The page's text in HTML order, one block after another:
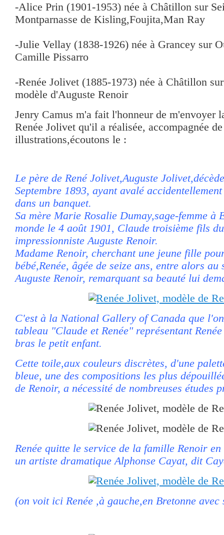
-Alice Prin (1901-1953) née à Châtillon sur
Montparnasse de Kisling,Foujita,Man Ray
-Julie Vellay (1838-1926) née à Grancey sur
Camille Pissarro
-Renée Jolivet (1885-1973) née à Châtillon
modèle d'Auguste Renoir
Jenry Camus m'a fait l'honneur de m'envoyer
Renée Jolivet qu'il a réalisée, accompagnée
illustrations,écoutons le :
Le père de René Jolivet,Auguste
Septembre 1893, ayant avalé
dans un banquet.
Sa mère Marie Rosalie Dumay,sage-femme à
monde le 4 août 1901, Claude troisième fils
impressionniste Auguste Renoir.
Madame Renoir, cherchant une jeune fille
bébé,Renée, âgée de seize ans, entre alors
Auguste Renoir, remarquant sa beauté lui
C'est à la National Gallery of Canada que
tableau "Claude et Renée" représentant
bras le petit enfant.
Cette toile,aux couleurs discrètes, d'une
bleue, une des compositions les plus
de Renoir, a nécessité de nombreuses études
Renée quitte le service de la famille Renoir
un artiste dramatique Alphonse Cayat, dit
(on voit ici Renée ,à gauche,en Bretonne avec